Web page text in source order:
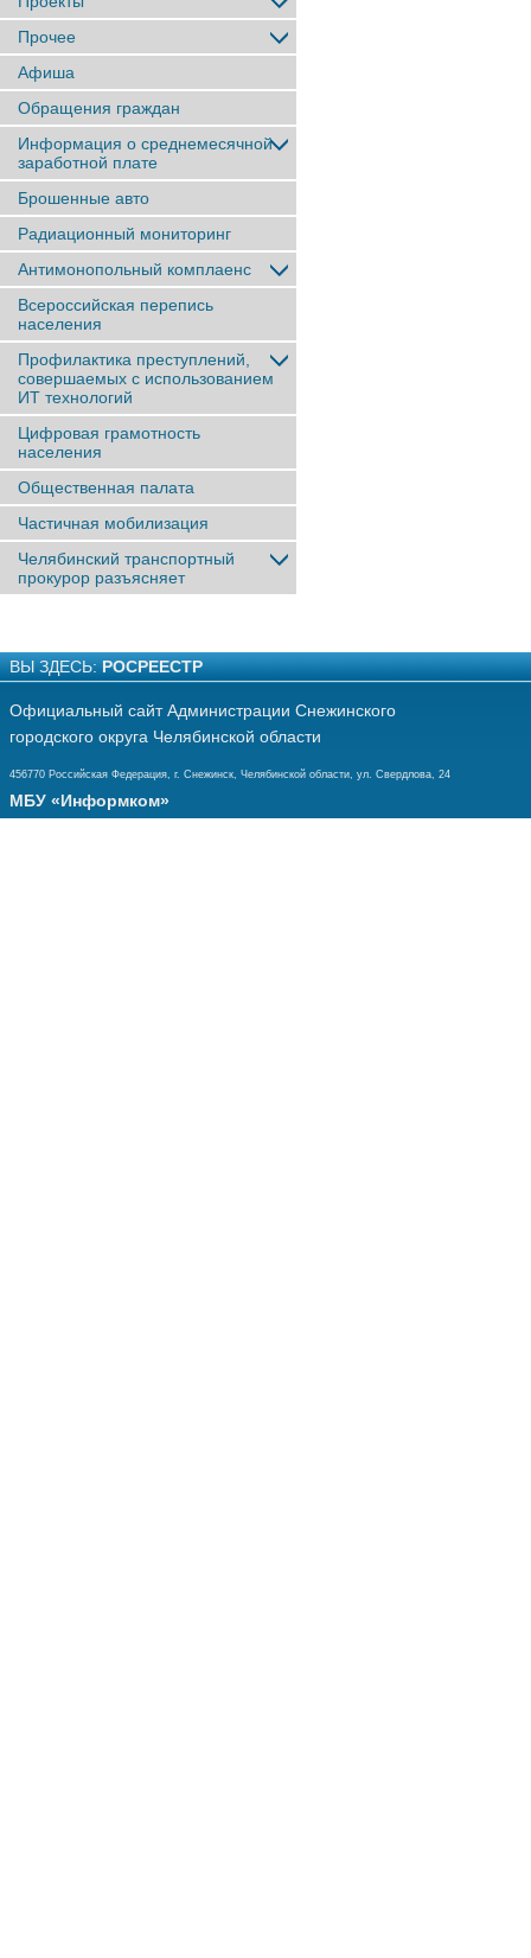
Прочее
Афиша
Обращения граждан
Информация о среднемесячной
заработной плате
Брошенные авто
Радиационный мониторинг
Антимонопольный комплаенс
Всероссийская перепись
населения
Профилактика преступлений,
совершаемых с использованием
ИТ технологий
Цифровая грамотность
населения
Общественная палата
Частичная мобилизация
Челябинский транспортный
прокурор разъясняет
ВЫ ЗДЕСЬ: РОСРЕЕСТР
Официальный сайт Администрации Снежинского
городского округа Челябинской области
456770 Российская Федерация, г. Снежинск, Челябинской области, ул. Свердлова, 24
МБУ «Информком»